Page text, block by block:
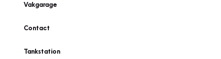
Vakgarage
Contact
Tankstation